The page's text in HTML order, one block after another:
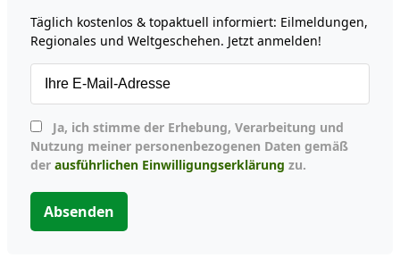
Täglich kostenlos & topaktuell informiert: Eilmeldungen,
Regionales und Weltgeschehen. Jetzt anmelden!
Nutzung meiner personenbezogenen Daten gemäß
der ausführlichen Einwilligungserklärung zu.
Absenden